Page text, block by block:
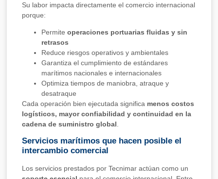
Su labor impacta directamente el comercio internacional
porque:
Permite operaciones portuarias fluidas y sin
retrasos
Reduce riesgos operativos y ambientales
Garantiza el cumplimiento de estándares
marítimos nacionales e internacionales
Optimiza tiempos de maniobra, atraque y
desatraque
Cada operación bien ejecutada significa menos costos
logísticos, mayor confiabilidad y continuidad en la
cadena de suministro global
Servicios marítimos que hacen posible el
intercambio comercial
Los servicios prestados por Tecnimar actúan como un